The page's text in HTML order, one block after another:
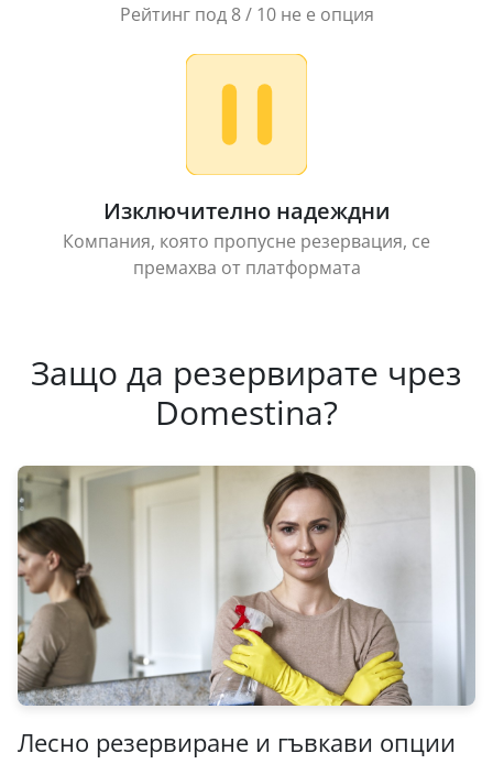
Рейтинг под 8 / 10 не е опция
Изключително надеждни
Компания, която пропусне резервация, се
премахва от платформата
Защо да резервирате чрез
Domestina?
Лесно резервиране и гъвкави опции